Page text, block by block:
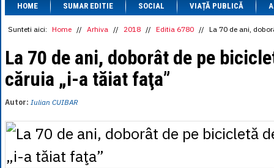
1 CAD= 3.1559
1 CHF= 5.2813
1 CNY = 0.6015
1 DKK
= 0.6668
1 EGP= 0.0860
1 MXN
= 0.2227
1 NOK= 0.4191
HOME SUMAR EDITIE SOCIAL VIAȚĂ PUBLICĂ
Sunteti aici: Home // Arhiva // 2018 // Editia 6780 // La 70 de ani,
La 70 de ani, doborât de pe
căruia „i-a tăiat faţa”
Autor: Iulian CUIBAR